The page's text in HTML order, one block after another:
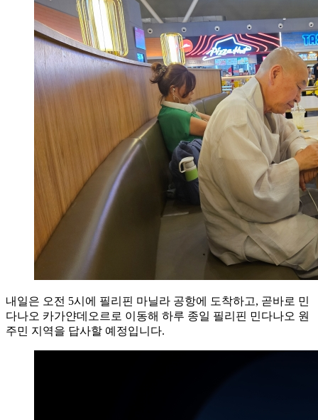
내일은 오전 5시에 필리핀 마닐라 공항에 도착하고, 곧바로 민
다나오 카가얀데오르로 이동해 하루 종일 필리핀 민다나오 원
주민 지역을 답사할 예정입니다.